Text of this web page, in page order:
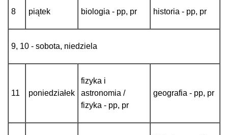
8 piątek biologia - pp, pr historia - pp, pr
9, 10 - sobota, niedziela
11 poniedziałek
fizyka i
astronomia /
fizyka - pp, pr
geografia - pp, pr